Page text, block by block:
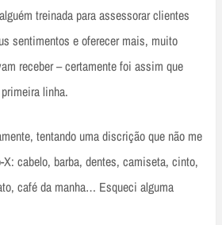
treinada para assessorar clientes
sentimentos e oferecer mais, muito
receber – certamente foi assim que
linha.
tentando uma discrição que não me
cabelo, barba, dentes, camiseta, cinto,
café da manha… Esqueci alguma